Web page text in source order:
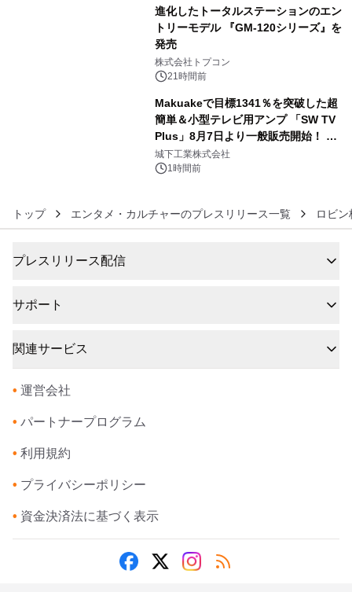
進化したトータルステーションのエン
トリーモデル 『GM-120シリーズ』を
発売
株式会社トプコン
21時間前
Makuakeで目標1341％を突破した超
簡単＆小型テレビ用アンプ 「SW TV
Plus」8月7日より一般販売開始！ ケ
ーブル1本つなぐだけ、テレビの音が
ぐっと豊かに
城下工業株式会社
1時間前
トップ エンタメ・カルチャーのプレスリリース一覧 ロビ
プレスリリース配信
サポート
関連サービス
• 運営会社
• パートナープログラム
• 利用規約
• プライバシーポリシー
• 資金決済法に基づく表示